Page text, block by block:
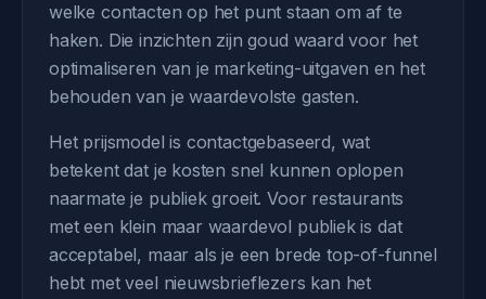
welke contacten op het punt staan om af te
haken. Die inzichten zijn goud waard voor het
optimaliseren van je marketing-uitgaven en het
behouden van je waardevolste gasten.
Het prijsmodel is contactgebaseerd, wat
betekent dat je kosten snel kunnen oplopen
naarmate je publiek groeit. Voor restaurants
met een klein maar waardevol publiek is dat
acceptabel, maar als je een brede top-of-funnel
hebt met veel nieuwsbrieflezers kan het